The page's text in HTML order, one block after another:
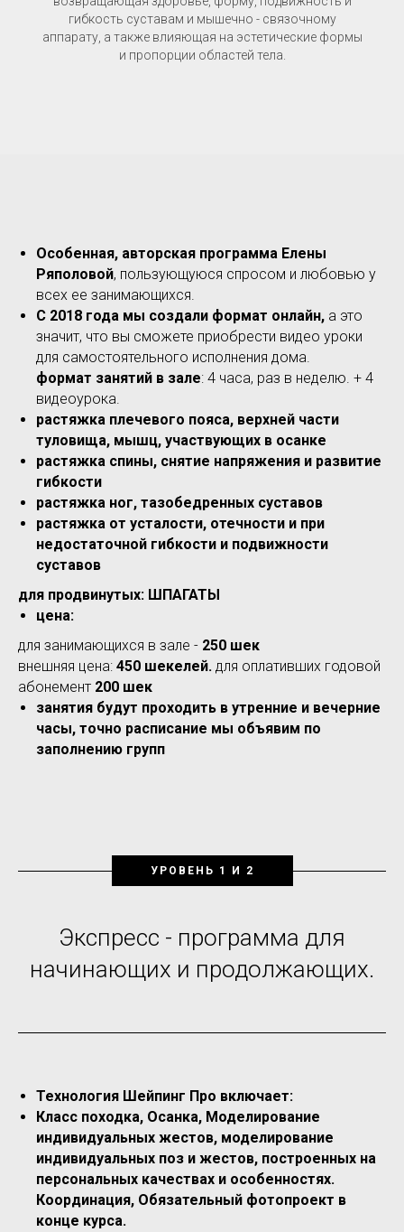
гибкость суставам и мышечно - связочному
аппарату, а также влияющая на эстетические формы
и пропорции областей тела.
Особенная, авторская программа Елены
Ряполовой, пользующуюся спросом и любовью у
всех ее занимающихся.
С 2018 года мы создали формат онлайн, а это
значит, что вы сможете приобрести видео уроки
для самостоятельного исполнения дома.
формат занятий в зале: 4 часа, раз в неделю. + 4
видеоурока.
растяжка плечевого пояса, верхней части
туловища, мышц, участвующих в осанке
растяжка спины, снятие напряжения и развитие
гибкости
растяжка ног, тазобедренных суставов
растяжка от усталости, отечности и при
недостаточной гибкости и подвижности
суставов
для продвинутых: ШПАГАТЫ
цена:
для занимающихся в зале - 250 шек
внешняя цена: 450 шекелей. для оплативших годовой
абонемент 200 шек
занятия будут проходить в утренние и вечерние
часы, точно расписание мы объявим по
заполнению групп
УРОВЕНЬ 1 И 2
Экспресс - программа для
начинающих и продолжающих.
Технология Шейпинг Про включает:
Класс походка, Осанка, Моделирование
индивидуальных жестов, моделирование
индивидуальных поз и жестов, построенных на
персональных качествах и особенностях.
Координация, Обязательный фотопроект в
конце курса.